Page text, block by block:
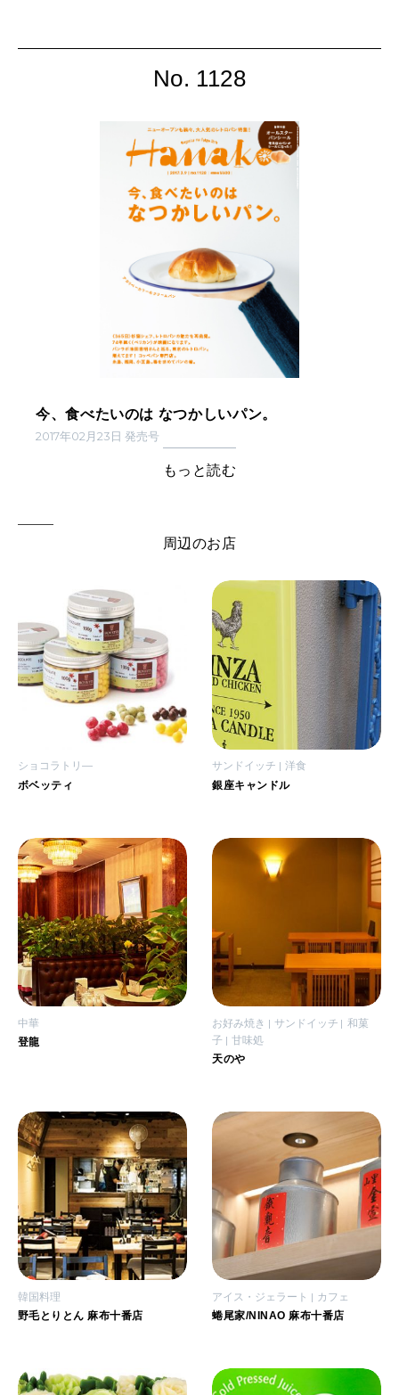
No. 1128
今、食べたいのは なつかしいパン。
2017年02月23日 発売号
もっと読む
周辺のお店
ショコラトリ―
ボベッティ
サンドイッチ 洋食
銀座キャンドル
中華
登龍
お好み焼き サンドイッチ
和菓
子
甘味処
天のや
韓国料理
野毛とりとん 麻布十番店
アイス・ジェラート カフェ
蜷尾家/NINAO 麻布十番店